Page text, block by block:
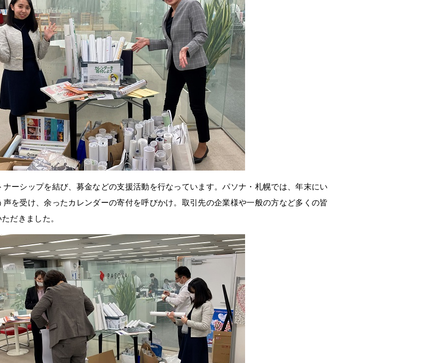
ーシップを結び、募金などの支援活動を行なっています。パソナ・札幌では、年末にい
を受け、余ったカレンダーの寄付を呼びかけ。取引先の企業様や一般の方など多くの皆
だきました。